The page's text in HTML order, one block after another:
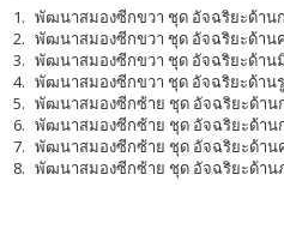
1. พัฒนาสมองซีกขวา ชุด อัจฉริยะด้าน
2. พัฒนาสมองซีกขวา ชุด อัจฉริยะด้าน
3. พัฒนาสมองซีกขวา ชุด อัจฉริยะด้า
4. พัฒนาสมองซีกขวา ชุด อัจฉริยะด้าน
5. พัฒนาสมองซีกซ้าย ชุด อัจฉริยะด้า
6. พัฒนาสมองซีกซ้าย ชุด อัจฉริยะด้าน
7. พัฒนาสมองซีกซ้าย ชุด อัจฉริยะด้าน
8. พัฒนาสมองซีกซ้าย ชุด อัจฉริยะด้าน